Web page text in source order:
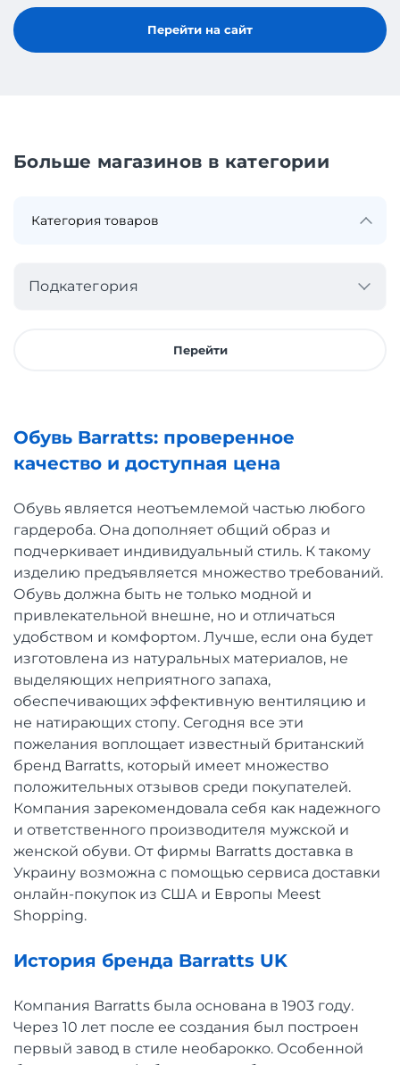
Перейти на сайт
Больше магазинов в категории
Подкатегория
Перейти
Обувь Barratts: проверенное
качество и доступная цена
Обувь является неотъемлемой частью любого
гардероба. Она дополняет общий образ и
подчеркивает индивидуальный стиль. К такому
изделию предъявляется множество требований.
Обувь должна быть не только модной и
привлекательной внешне, но и отличаться
удобством и комфортом. Лучше, если она будет
изготовлена из натуральных материалов, не
выделяющих неприятного запаха,
обеспечивающих эффективную вентиляцию и
не натирающих стопу. Сегодня все эти
пожелания воплощает известный британский
бренд Barratts, который имеет множество
положительных отзывов среди покупателей.
Компания зарекомендовала себя как надежного
и ответственного производителя мужской и
женской обуви. От фирмы Barratts доставка в
Украину возможна с помощью сервиса доставки
онлайн-покупок из США и Европы Meest
Shopping.
История бренда Barratts UK
Компания Barratts была основана в 1903 году.
Через 10 лет после ее создания был построен
первый завод в стиле необарокко. Особенной